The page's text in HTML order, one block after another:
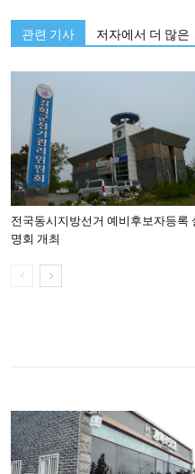
관련 기사 저자에서 더 많은
전국동시지방선거 예비후보자등록
명회 개최